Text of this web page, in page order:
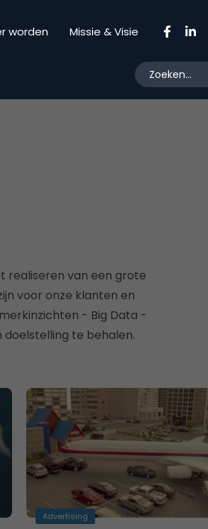
worden Missie & Visie
realiseren van een grote
voor onze klanten en
- Big Data -
te behalen.
Advertising